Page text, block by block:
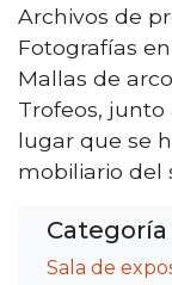
Archivos de
Fotografías
Mallas de
Trofeos,
lugar que se
mobiliario del
Categoría
Sala de